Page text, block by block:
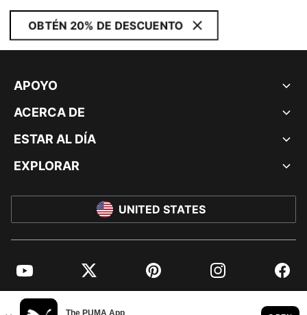
OBTÉN 20% DE DESCUENTO
APOYO
ACERCA DE
ESTAR AL DÍA
EXPLORAR
UNITED STATES
YouTube Twitter Pinterest Instagram
© PUMA NORTH AMERICA, INC.